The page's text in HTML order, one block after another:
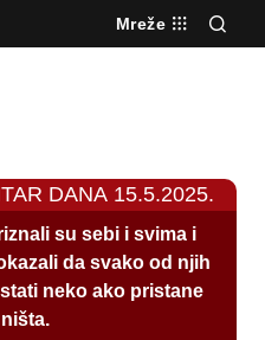
Mreže
DANA 15.5.2025.
su sebi i svima i
da svako od njih
neko ako pristane